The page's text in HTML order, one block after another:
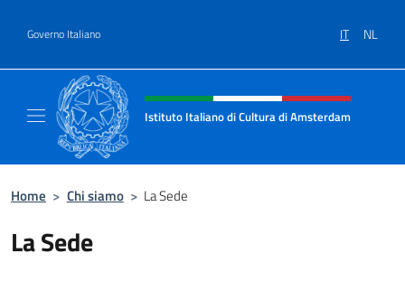
Governo Italiano IT NL
Intestazione sito, social e menù
Istituto Italiano di Cultura di Amsterdam
Home > Chi siamo > La Sede
La Sede